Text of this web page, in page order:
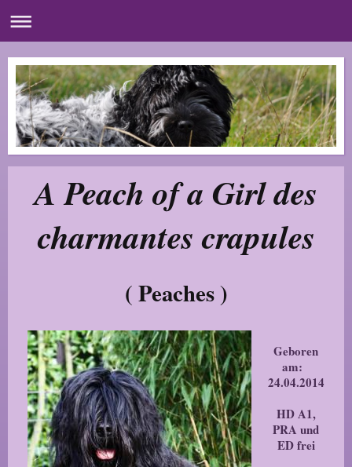
A Peach of a Girl des
charmantes crapules
( Peaches )
Geboren
am:
24.04.2014
HD A1,
PRA und
ED frei